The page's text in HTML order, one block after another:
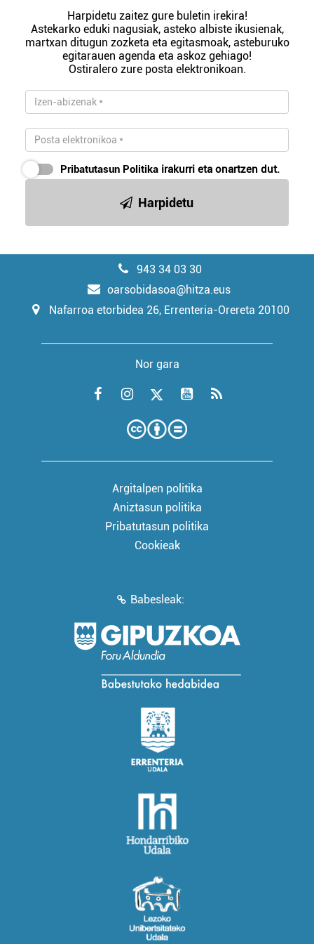
Harpidetu zaitez gure buletin irekira!
Astekarko eduki nagusiak, asteko albiste ikusienak,
martxan ditugun zozketa eta egitasmoak, asteburuko
egitarauen agenda eta askoz gehiago!
Ostiralero zure posta elektronikoan.
Pribatutasun Politika irakurri eta onartzen dut.
Harpidetu
943 34 03 30
oarsobidasoa@hitza.eus
Nafarroa etorbidea 26, Errenteria-Orereta 20100
Nor gara
Argitalpen politika
Aniztasun politika
Pribatutasun politika
Cookieak
Babesleak: